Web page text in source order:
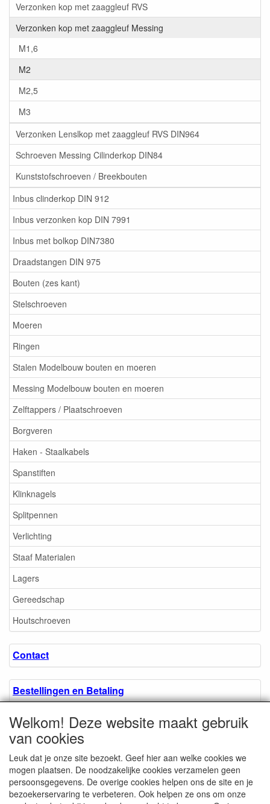
Verzonken kop met zaaggleuf RVS
Verzonken kop met zaaggleuf Messing
M1,6
M2
M2,5
M3
Verzonken Lenslkop met zaaggleuf RVS DIN964
Schroeven Messing Cilinderkop DIN84
Kunststofschroeven / Breekbouten
Inbus clinderkop DIN 912
Inbus verzonken kop DIN 7991
Inbus met bolkop DIN7380
Draadstangen DIN 975
Bouten (zes kant)
Stelschroeven
Moeren
Ringen
Stalen Modelbouw bouten en moeren
Messing Modelbouw bouten en moeren
Zelftappers / Plaatschroeven
Borgveren
Haken - Staalkabels
Spanstiften
Klinknagels
Splitpennen
Verlichting
Staaf Materialen
Lagers
Gereedschap
Houtschroeven
Contact
Bestellingen en Betaling
Algemene voorwaarden
Over ons.
Privacyverklaring
Welkom! Deze website maakt gebruik
van cookies
Leuk dat je onze site bezoekt. Geef hier aan welke cookies we
mogen plaatsen. De noodzakelijke cookies verzamelen geen
persoonsgegevens. De overige cookies helpen ons de site en je
bezoekerservaring te verbeteren. Ook helpen ze ons om onze